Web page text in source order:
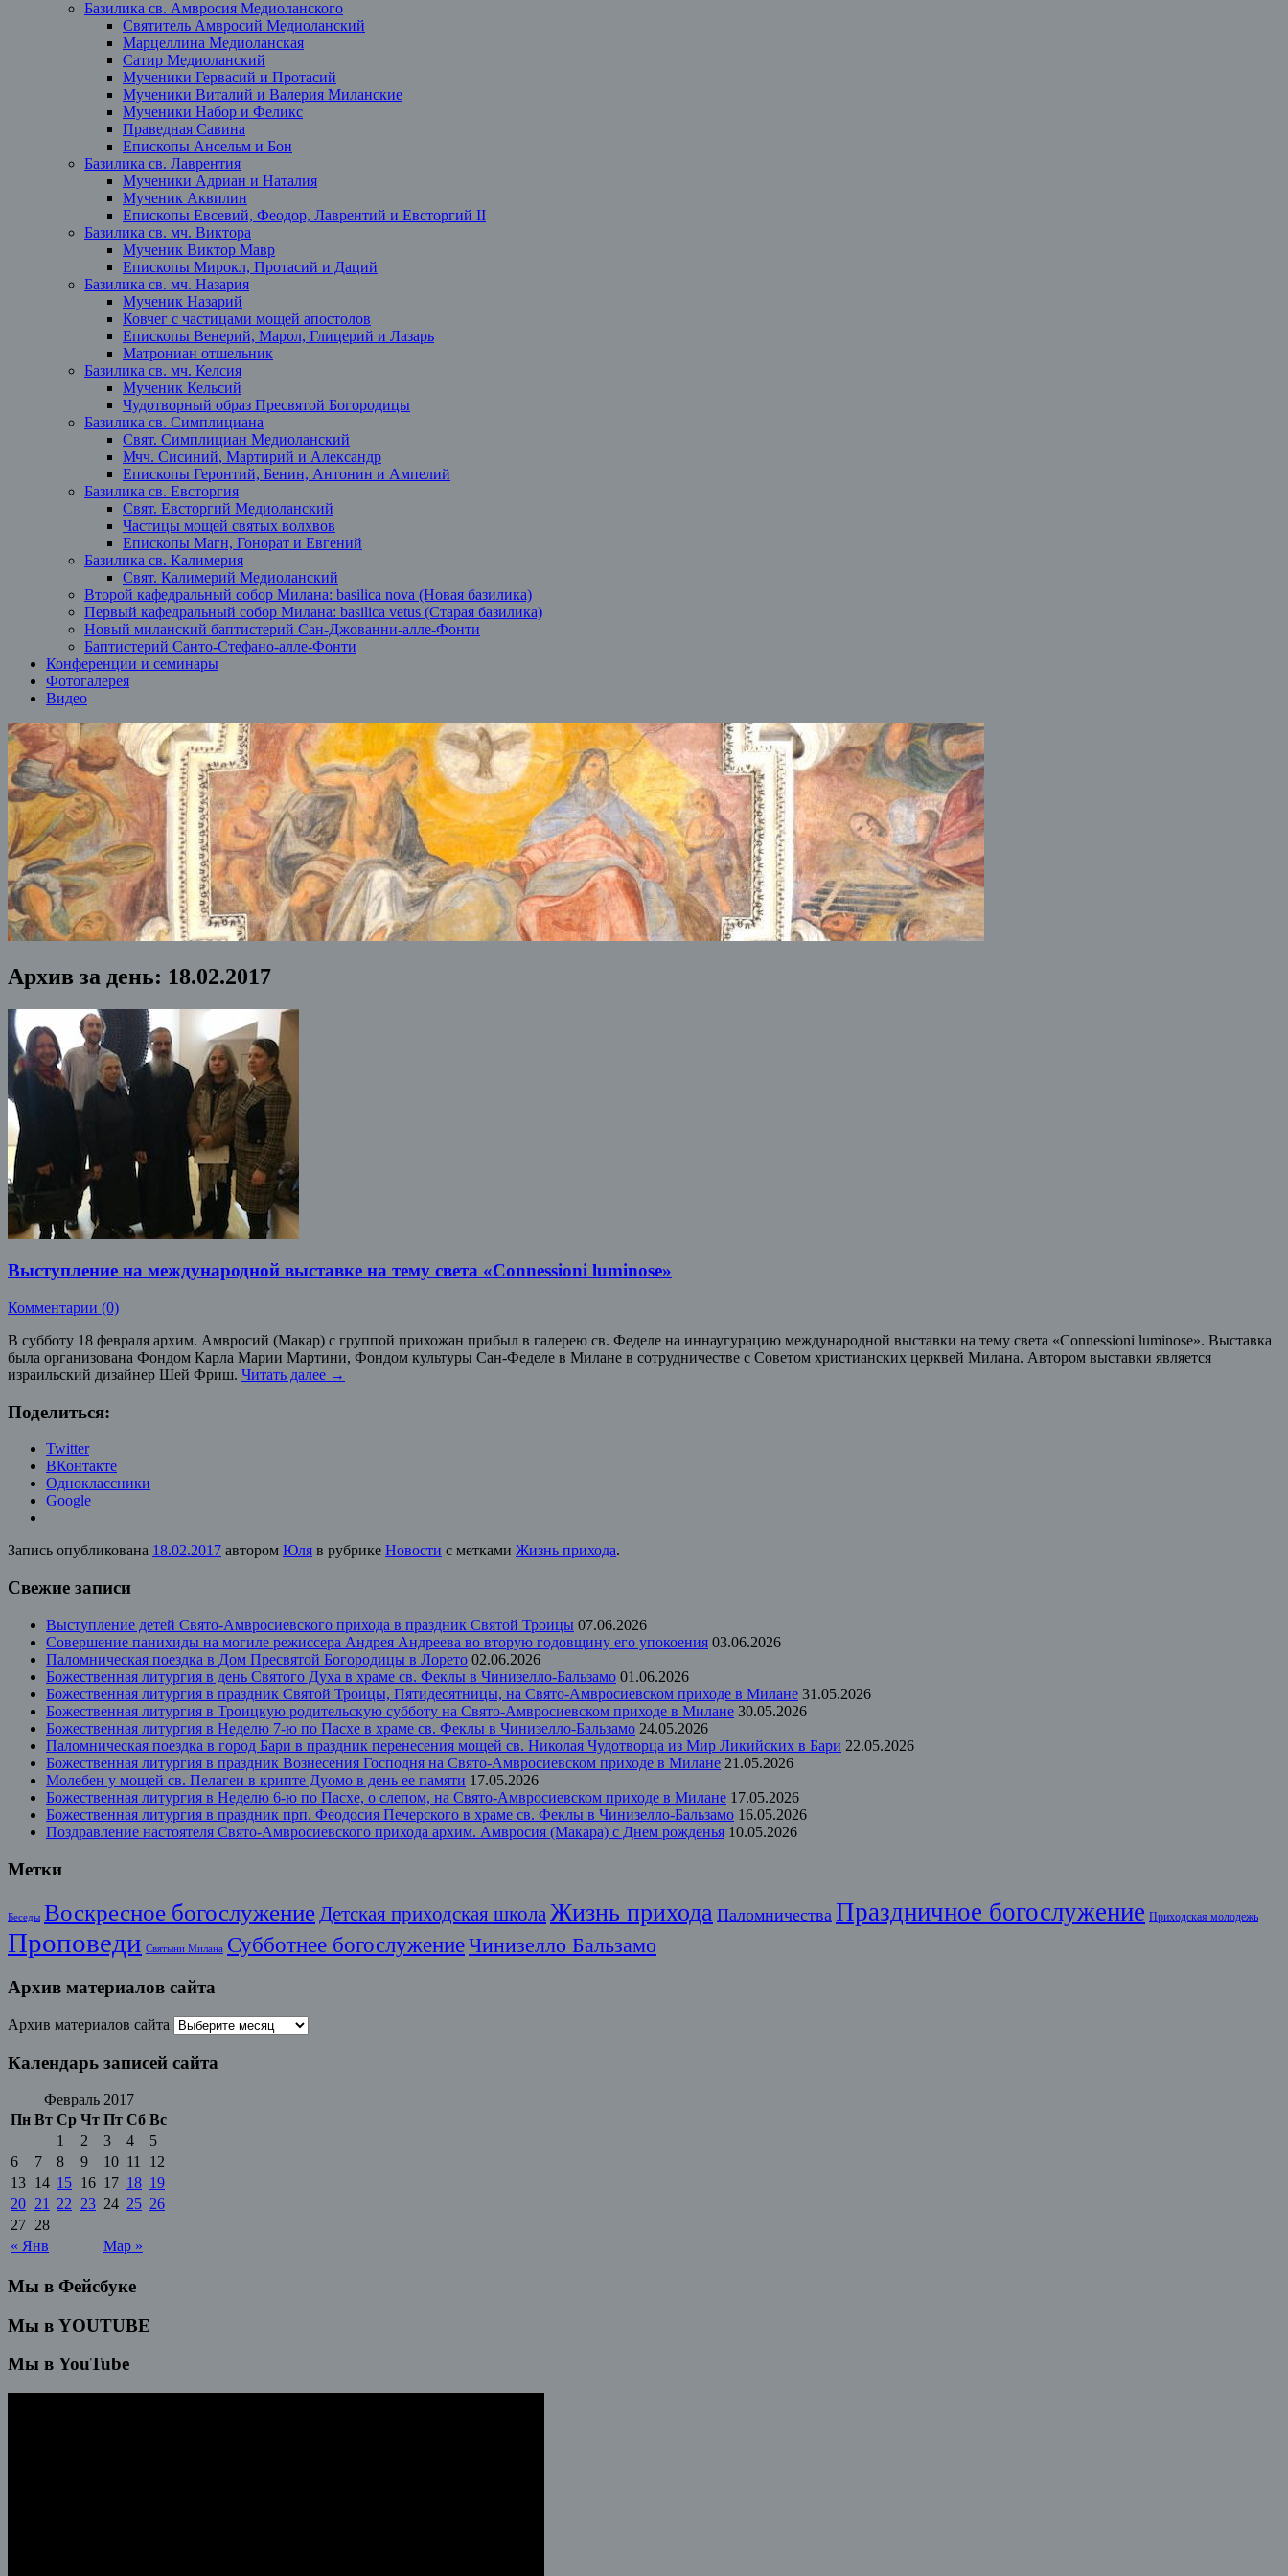
Базилика св. Амвросия Медиоланского
Святитель Амвросий Медиоланский
Марцеллина Медиоланская
Сатир Медиоланский
Мученики Гервасий и Протасий
Мученики Виталий и Валерия Миланские
Мученики Набор и Феликс
Праведная Савина
Епископы Ансельм и Бон
Базилика св. Лаврентия
Мученики Адриан и Наталия
Мученик Аквилин
Епископы Евсевий, Феодор, Лаврентий и Евсторгий II
Базилика св. мч. Виктора
Мученик Виктор Мавр
Епископы Мирокл, Протасий и Даций
Базилика св. мч. Назария
Мученик Назарий
Ковчег с частицами мощей апостолов
Епископы Венерий, Марол, Глицерий и Лазарь
Матрониан отшельник
Базилика св. мч. Келсия
Мученик Кельсий
Чудотворный образ Пресвятой Богородицы
Базилика св. Симплициана
Свят. Симплициан Медиоланский
Мчч. Сисиний, Мартирий и Александр
Епископы Геронтий, Бенин, Антонин и Ампелий
Базилика св. Евсторгия
Свят. Евсторгий Медиоланский
Частицы мощей святых волхвов
Епископы Магн, Гонорат и Евгений
Базилика св. Калимерия
Свят. Калимерий Медиоланский
Второй кафедральный собор Милана: basilica nova (Новая базилика)
Первый кафедральный собор Милана: basilica vetus (Старая базилика)
Новый миланский баптистерий Сан-Джованни-алле-Фонти
Баптистерий Санто-Стефано-алле-Фонти
Конференции и семинары
Фотогалерея
Видео
Архив за день: 18.02.2017
Выступление на международной выставке на тему света «Connessioni luminose»
Комментарии (0)
В субботу 18 февраля архим. Амвросий (Макар) с группой прихожан прибыл в галерею св. Феделе на иннаугурацию международной выставки на тему света «Connessioni luminose». Выставка
была организована Фондом Карла Марии Мартини, Фондом культуры Сан-Феделе в Милане в сотрудничестве с Советом христианских церквей Милана. Автором выставки является
израильский дизайнер Шей Фриш. Читать далее →
Поделиться:
Twitter
ВКонтакте
Одноклассники
Google
Запись опубликована 18.02.2017 автором Юля в рубрике Новости с метками Жизнь прихода.
Свежие записи
Выступление детей Свято-Амвросиевского прихода в праздник Святой Троицы 07.06.2026
Совершение панихиды на могиле режиссера Андрея Андреева во вторую годовщину его упокоения 03.06.2026
Паломническая поездка в Дом Пресвятой Богородицы в Лорето 02.06.2026
Божественная литургия в день Святого Духа в храме св. Феклы в Чинизелло-Бальзамо 01.06.2026
Божественная литургия в праздник Святой Троицы, Пятидесятницы, на Свято-Амвросиевском приходе в Милане 31.05.2026
Божественная литургия в Троицкую родительскую субботу на Свято-Амвросиевском приходе в Милане 30.05.2026
Божественная литургия в Неделю 7-ю по Пасхе в храме св. Феклы в Чинизелло-Бальзамо 24.05.2026
Паломническая поездка в город Бари в праздник перенесения мощей св. Николая Чудотворца из Мир Ликийских в Бари 22.05.2026
Божественная литургия в праздник Вознесения Господня на Свято-Амвросиевском приходе в Милане 21.05.2026
Молебен у мощей св. Пелагеи в крипте Дуомо в день ее памяти 17.05.2026
Божественная литургия в Неделю 6-ю по Пасхе, о слепом, на Свято-Амвросиевском приходе в Милане 17.05.2026
Божественная литургия в праздник прп. Феодосия Печерского в храме св. Феклы в Чинизелло-Бальзамо 16.05.2026
Поздравление настоятеля Свято-Амвросиевского прихода архим. Амвросия (Макара) с Днем рожденья 10.05.2026
Метки
Беседы Воскресное богослужение Детская приходская школа Жизнь прихода Паломничества Праздничное богослужение Приходская молодежь
Проповеди Святыни Милана Субботнее богослужениеЧинизелло Бальзамо
Архив материалов сайта
Архив материалов сайта
Календарь записей сайта
Февраль 2017
Пн Вт Ср Чт Пт Сб Вс
« Янв Мар »
1 2 3 4
5
6
7 8 9 10 11
12
13 14 15 16 17 18 19
20 21 22 23 24 25 26
27 28
Мы в Фейсбуке
Мы в YOUTUBE
Мы в YouTube